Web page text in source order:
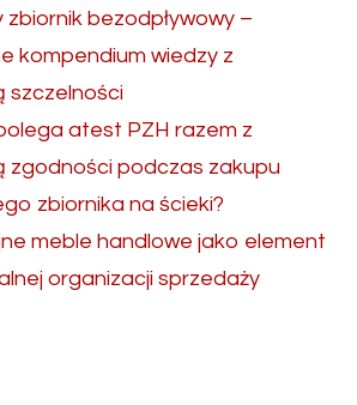
bezodpływowy –
kompendium wiedzy z
szczelności
atest PZH razem z
zgodności podczas zakupu
zbiornika na ścieki?
meble handlowe jako element
organizacji sprzedaży